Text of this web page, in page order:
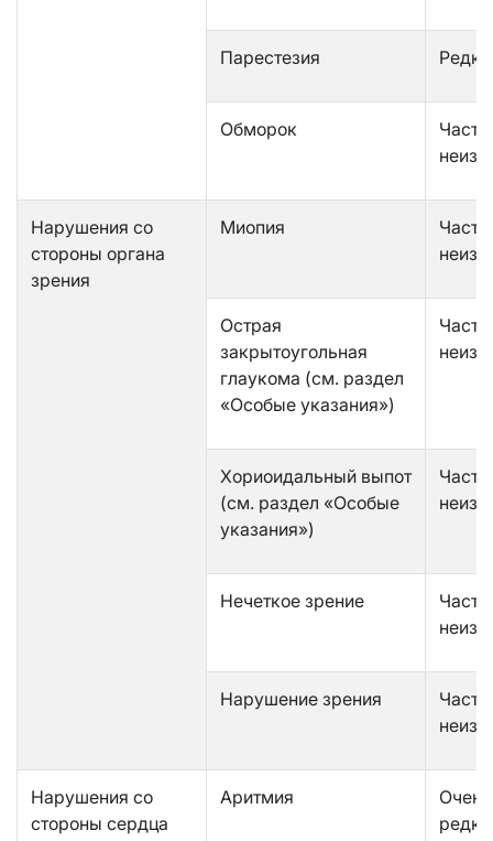
Парестезия Редко
Обморок
Нарушения со
стороны органа
зрения
Миопия
Острая
закрытоугольная
глаукома (см. раздел
«Особые указания»)
Хориоидальный выпот
(см. раздел «Особые
указания»)
Нечеткое зрение
Нарушение зрения
Нарушения со
стороны сердца
Аритмия
Очень
редко